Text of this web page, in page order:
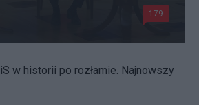
179
w historii po rozłamie. Najnowszy